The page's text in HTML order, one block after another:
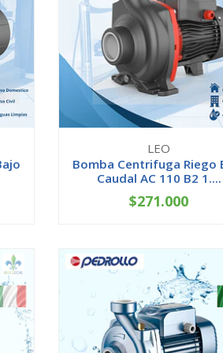
LEO
Bomba Centrifuga Riego
Caudal AC 110 B2 1....
+
$271.000